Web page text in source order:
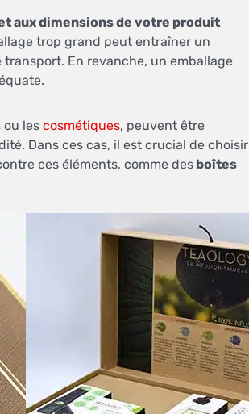
aux dimensions de votre produit
trop grand peut entraîner un
En revanche, un emballage
ou lescosmétiques, peuvent être
Dans ces cas, il est crucial de choisir
ces éléments, comme des boîtes